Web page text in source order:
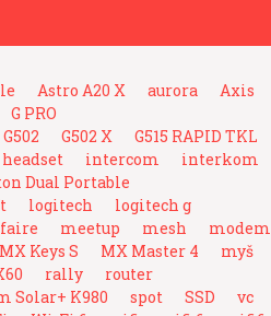
Astro A20 X aurora
Axis
G PRO
G502 G502 X
G515 RAPID TKL
headset intercom
interkom
Dual Portable
logitech
logitech g
meetup mesh
modem
MX Keys S MX Master 4
myš
rally
router
Solar+ K980 spot SSD
vc